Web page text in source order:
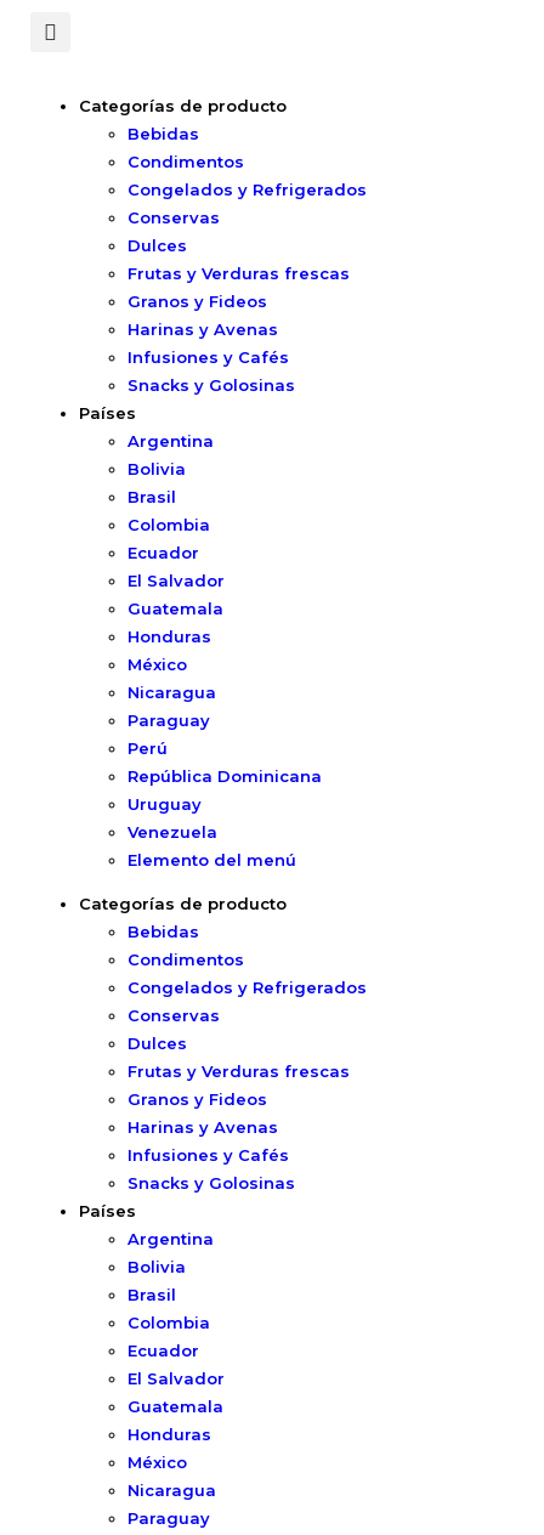
Categorías de producto
Bebidas
Condimentos
Congelados y Refrigerados
Conservas
Dulces
Frutas y Verduras frescas
Granos y Fideos
Harinas y Avenas
Infusiones y Cafés
Snacks y Golosinas
Países
Argentina
Bolivia
Brasil
Colombia
Ecuador
El Salvador
Guatemala
Honduras
México
Nicaragua
Paraguay
Perú
República Dominicana
Uruguay
Venezuela
Elemento del menú
Categorías de producto
Bebidas
Condimentos
Congelados y Refrigerados
Conservas
Dulces
Frutas y Verduras frescas
Granos y Fideos
Harinas y Avenas
Infusiones y Cafés
Snacks y Golosinas
Países
Argentina
Bolivia
Brasil
Colombia
Ecuador
El Salvador
Guatemala
Honduras
México
Nicaragua
Paraguay